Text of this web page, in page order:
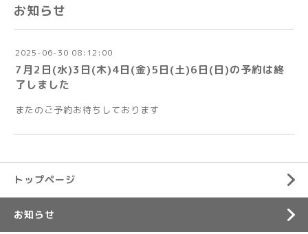
お知らせ
2025-06-30 08:12:00
7月2日(水)3日(木)4日(金)5日(土)6日(日)の予約は終
了しました
またのご予約お待ちしております
トップページ
お知らせ